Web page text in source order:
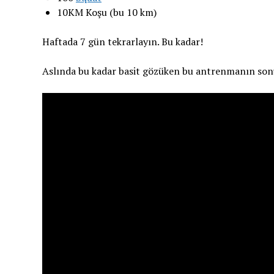
10KM Koşu (bu 10 km)
Haftada 7 gün tekrarlayın. Bu kadar!
Aslında bu kadar basit gözüken bu antrenmanın